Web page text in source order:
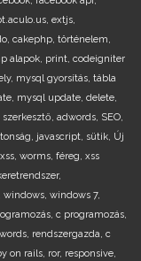
extjs,
cakephp, történelem,
alapok, print, codeigniter
mysql gyorsítás, tábla
mysql update, delete,
szerkesztő, adwords, SEO,
javascript, sütik, Új
xss, worms, féreg, xss
windows, windows 7,
c programozás,
rendszergazda, c
on rails, ror, responsive,